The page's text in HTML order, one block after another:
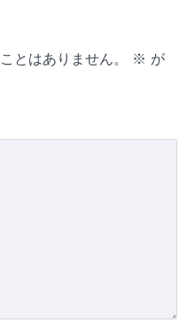
とはありません。 ※ が